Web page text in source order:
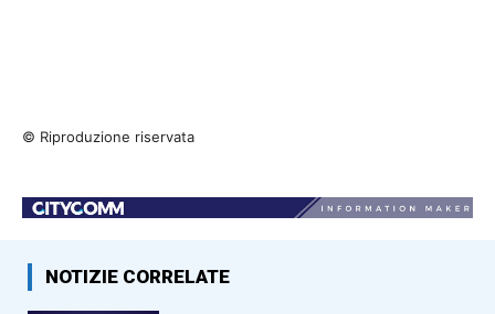
© Riproduzione riservata
NOTIZIE CORRELATE